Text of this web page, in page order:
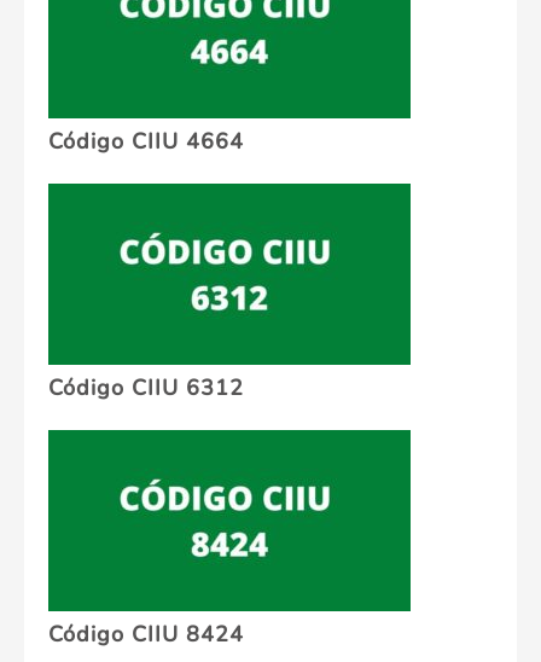
Código CIIU 4664
Código CIIU 6312
Código CIIU 8424